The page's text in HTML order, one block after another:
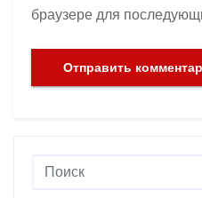
браузере для